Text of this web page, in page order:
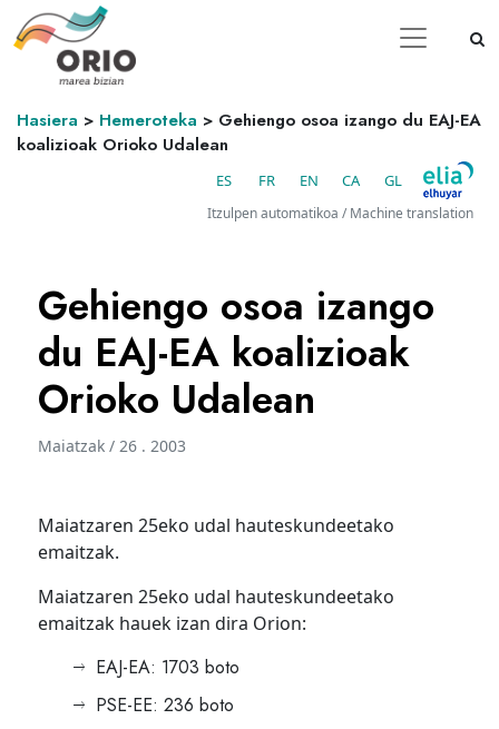
Hasiera > Hemeroteka > Gehiengo osoa izango du EAJ-EA
koalizioak Orioko Udalean
ES FR EN CA GL
Itzulpen automatikoa / Machine translation
Gehiengo osoa izango
du EAJ-EA koalizioak
Orioko Udalean
Maiatzak / 26 . 2003
Maiatzaren 25eko udal hauteskundeetako
emaitzak.
Maiatzaren 25eko udal hauteskundeetako
emaitzak hauek izan dira Orion:
EAJ-EA: 1703 boto
PSE-EE: 236 boto